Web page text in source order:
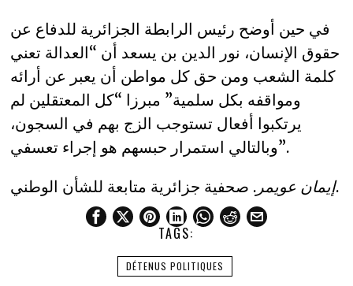
في حين أوضح رئيس الرابطة الجزائرية للدفاع عن
حقوق الإنسان، نور الدين بن يسعد أن “العدالة تعني
كلمة الشعب ومن حق كل مواطن أن يعبر عن أرائه
ومواقفه بكل سلمية” مبرزا “كل المعتقلين لم
يرتكبوا أفعال تستوجب الزج بهم في السجون،
وبالتالي استمرار حبسهم هو إجراء تعسفي”.
إيمان عويمر. صحفية جزائرية متابعة للشأن الوطني.
TAGS:
DÉTENUS POLITIQUES